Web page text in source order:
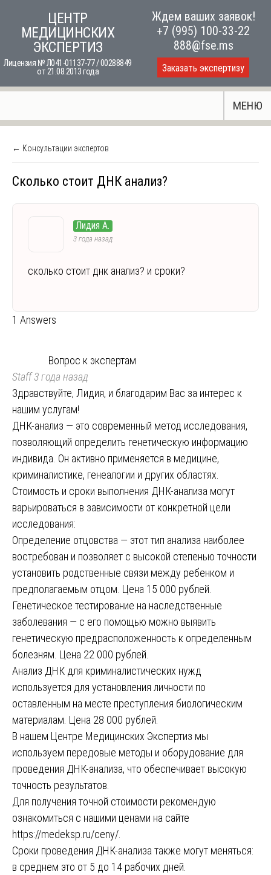
content
ЦЕНТР
МЕДИЦИНСКИХ
ЭКСПЕРТИЗ
Лицензия № Л041-01137-77 / 00288849
от 21.08.2013 года
Ждем ваших заявок!
+7 (995) 100-33-22
888@fse.ms
Заказать экспертизу
МЕНЮ
← Консультации экспертов
Сколько стоит ДНК анализ?
Лидия А.
3 года назад
сколько стоит днк анализ? и сроки?
1 Answers
Вопрос к экспертам
Staff3 года назад
Здравствуйте, Лидия, и благодарим Вас за интерес к
нашим услугам!
ДНК-анализ — это современный метод исследования,
позволяющий определить генетическую информацию
индивида. Он активно применяется в медицине,
криминалистике, генеалогии и других областях.
Стоимость и сроки выполнения ДНК-анализа могут
варьироваться в зависимости от конкретной цели
исследования:
Определение отцовства — этот тип анализа наиболее
востребован и позволяет с высокой степенью точности
установить родственные связи между ребенком и
предполагаемым отцом. Цена 15 000 рублей.
Генетическое тестирование на наследственные
заболевания — с его помощью можно выявить
генетическую предрасположенность к определенным
болезням. Цена 22 000 рублей.
Анализ ДНК для криминалистических нужд
используется для установления личности по
оставленным на месте преступления биологическим
материалам. Цена 28 000 рублей.
В нашем Центре Медицинских Экспертиз мы
используем передовые методы и оборудование для
проведения ДНК-анализа, что обеспечивает высокую
точность результатов.
Для получения точной стоимости рекомендую
ознакомиться с нашими ценами на сайте
https://medeksp.ru/ceny/
Сроки проведения ДНК-анализа также могут меняться:
в среднем это от 5 до 14 рабочих дней.